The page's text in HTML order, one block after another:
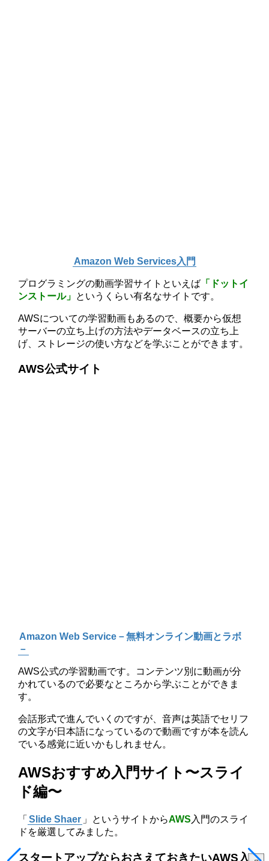
Amazon Web Services入門
プログラミングの動画学習サイトといえば 「ドットイ
ンストール」 というくらい有名なサイトです。
AWSについての学習動画もあるので、概要から仮想
サーバーの立ち上げの方法やデータベースの立ち上
げ、ストレージの使い方などを学ぶことができます。
AWS公式サイト
Amazon Web Service－無料オンライン動画とラボ
－
AWS公式の学習動画です。コンテンツ別に動画が分
かれているので必要なところから学ぶことができま
す。
会話形式で進んでいくのですが、音声は英語でセリフ
の文字が日本語になっているので動画ですが本を読ん
でいる感覚に近いかもしれません。
AWSおすすめ入門サイト〜スライ
ド編〜
「 Slide Shaer 」というサイトからAWS 入門のスライ
ドを厳選してみました。
スタートアップならおさえておきたいAWS入